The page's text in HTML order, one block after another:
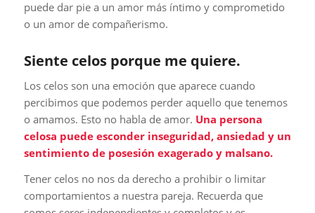
puede dar pie a un amor más íntimo y comprometido
o un amor de compañerismo.
Siente celos porque me quiere.
Los celos son una emoción que aparece cuando
percibimos que podemos perder aquello que tenemos
o amamos. Esto no habla de amor. Una persona
celosa puede esconder inseguridad, ansiedad y un
sentimiento de posesión exagerado y malsano.
Tener celos no nos da derecho a prohibir o limitar
comportamientos a nuestra pareja. Recuerda que